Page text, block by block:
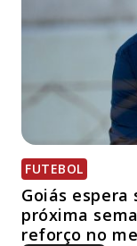
FUTEBOL
Goiás
próxima
reforço no